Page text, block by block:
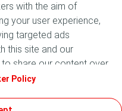
with the aim of
your user experience,
targeted ads
this site and our
share our content over
legislation,
settings at any time
Policy